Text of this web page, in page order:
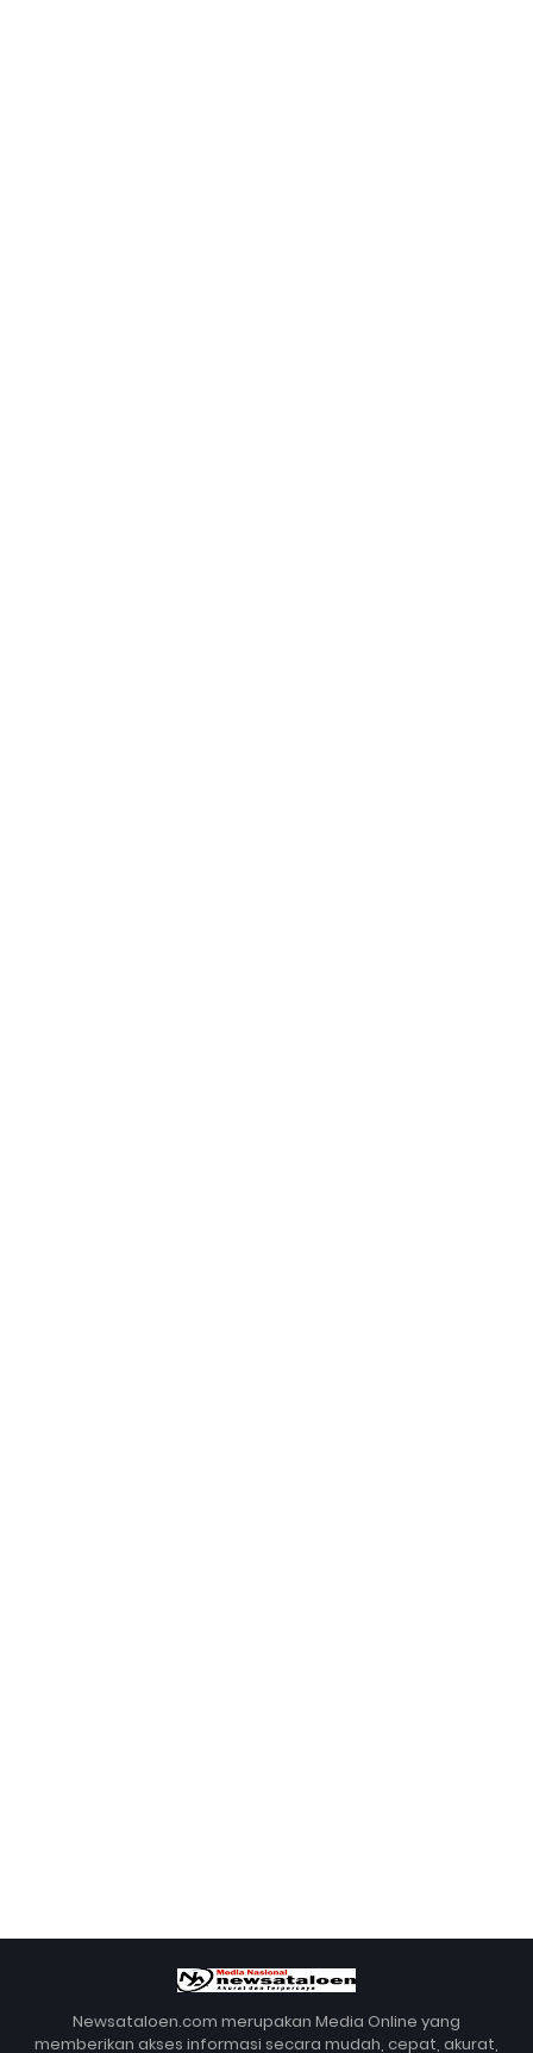
Newsataloen.com merupakan Media Online yang
memberikan akses informasi secara mudah, cepat, akurat,